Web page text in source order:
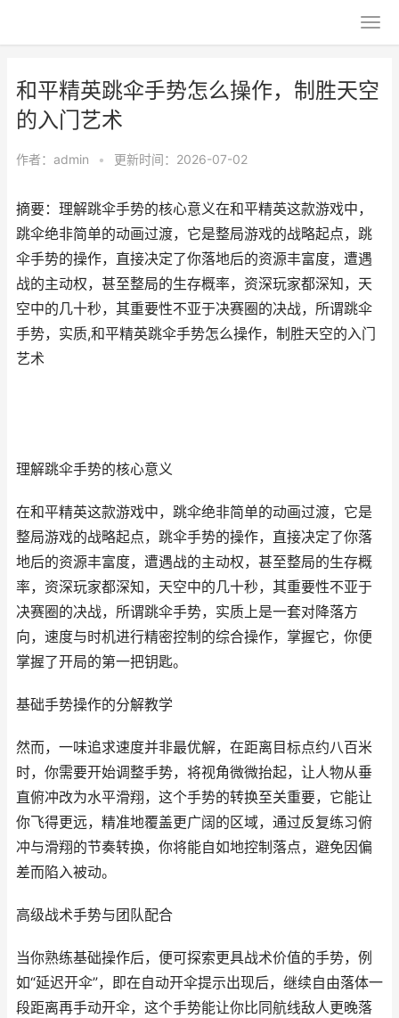
和平精英跳伞手势怎么操作，制胜天空
的入门艺术
作者： admin • 更新时间：2026-07-02
摘要：理解跳伞手势的核心意义在和平精英这款游戏中，
跳伞绝非简单的动画过渡，它是整局游戏的战略起点，跳
伞手势的操作，直接决定了你落地后的资源丰富度，遭遇
战的主动权，甚至整局的生存概率，资深玩家都深知，天
空中的几十秒，其重要性不亚于决赛圈的决战，所谓跳伞
手势，实质,和平精英跳伞手势怎么操作，制胜天空的入门
艺术
理解跳伞手势的核心意义
在和平精英这款游戏中，跳伞绝非简单的动画过渡，它是
整局游戏的战略起点，跳伞手势的操作，直接决定了你落
地后的资源丰富度，遭遇战的主动权，甚至整局的生存概
率，资深玩家都深知，天空中的几十秒，其重要性不亚于
决赛圈的决战，所谓跳伞手势，实质上是一套对降落方
向，速度与时机进行精密控制的综合操作，掌握它，你便
掌握了开局的第一把钥匙。
基础手势操作的分解教学
然而，一味追求速度并非最优解，在距离目标点约八百米
时，你需要开始调整手势，将视角微微抬起，让人物从垂
直俯冲改为水平滑翔，这个手势的转换至关重要，它能让
你飞得更远，精准地覆盖更广阔的区域，通过反复练习俯
冲与滑翔的节奏转换，你将能自如地控制落点，避免因偏
差而陷入被动。
高级战术手势与团队配合
当你熟练基础操作后，便可探索更具战术价值的手势，例
如“延迟开伞”，即在自动开伞提示出现后，继续自由落体一
段距离再手动开伞，这个手势能让你比同航线敌人更晚落